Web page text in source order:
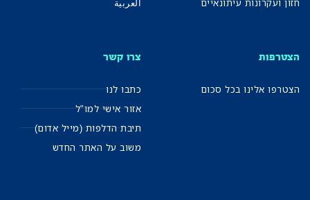
הצטרפות
הצטרפו אלינו בכל סכום
צרו קשר
כתבו לנו
אזור אישי למו"ל
תיבת הדלפות (מייל אדום)
משוב על האתר החדש